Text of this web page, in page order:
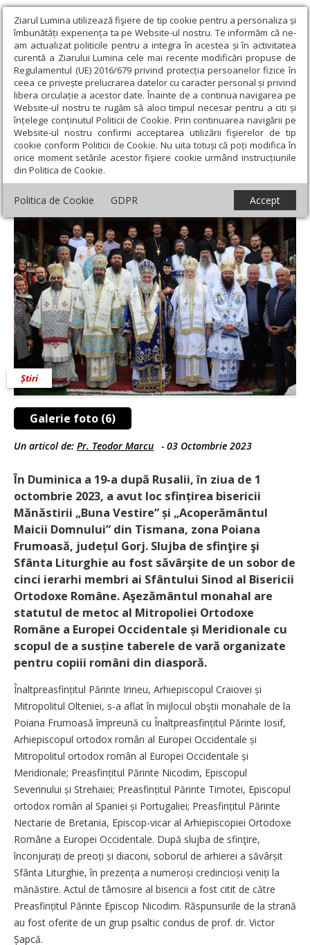
Ziarul Lumina utilizează fişiere de tip cookie pentru a personaliza și
îmbunătăți experiența ta pe Website-ul nostru. Te informăm că ne-
am actualizat politicile pentru a integra în acestea și în activitatea
curentă a Ziarului Lumina cele mai recente modificări propuse de
Regulamentul (UE) 2016/679 privind protecția persoanelor fizice în
ceea ce privește prelucrarea datelor cu caracter personal și privind
libera circulație a acestor date. Înainte de a continua navigarea pe
Website-ul nostru te rugăm să aloci timpul necesar pentru a citi și
înțelege conținutul Politicii de Cookie. Prin continuarea navigării pe
Website-ul nostru confirmi acceptarea utilizării fişierelor de tip
cookie conform Politicii de Cookie. Nu uita totuși că poți modifica în
orice moment setările acestor fişiere cookie urmând instrucțiunile
din Politica de Cookie.
Politica de Cookie GDPR Accept
Ziarul Lumina › Actualitate religioasă › Știri › Sfinţire de biserică
la mănăstirea din Poiana Frumoasă-Tismana
Sfinţire de biserică la mănăstirea din
Poiana Frumoasă-Tismana
Galerie foto (6)
Știri
Un articol de: Pr. Teodor Marcu - 03 Octombrie 2023
În Duminica a 19-a după Rusalii, în ziua de 1
octombrie 2023, a avut loc sfințirea bisericii
Mănăstirii „Buna Vestire” și „Acoperământul
Maicii Domnului” din Tismana, zona Poiana
Frumoasă, județul Gorj. Slujba de sfinţire şi
Sfânta Liturghie au fost săvârşite de un sobor de
cinci ierarhi mem­bri ai Sfântului Sinod al Bisericii
Ortodoxe Române. Aşezământul monahal are
statutul de metoc al Mitropoliei Ortodoxe
Române a Europei Occidentale și Meridionale cu
scopul de a susține taberele de vară organizate
pentru copiii români din diasporă.
Înaltpreasfințitul Părinte Irineu, Arhiepiscopul Cra­iovei și
Mitropolitul Olteniei, s-a aflat în mijlocul obştii monahale de la
Poiana Frumoasă împreună cu Înaltpreasfințitul Părinte Iosif,
Arhiepiscopul ortodox român al Europei Occidentale și
Mitropolitul ortodox român al Europei Occidentale și
Meridionale; Preasfințitul Părinte Nicodim, Episcopul
Severinului și Strehaiei; Preasfințitul Părinte Timotei, Episcopul
ortodox român al Spaniei și Portugaliei; Preasfințitul Părinte
Nectarie de Bretania, Episcop-vicar al Arhiepiscopiei Ortodoxe
Române a Europei Occidentale. După slujba de sfinţire,
înconjurați de preoți și diaconi, soborul de arhierei a săvâr­șit
Sfânta Liturghie, în prezența a numeroși credincioși veniți la
mănăstire. Actul de târnosire al bisericii a fost citit de către
Preasfințitul Părinte Episcop Nicodim. Răspunsurile de la strană
au fost oferite de un grup psaltic condus de prof. dr. Victor
Șapcă.